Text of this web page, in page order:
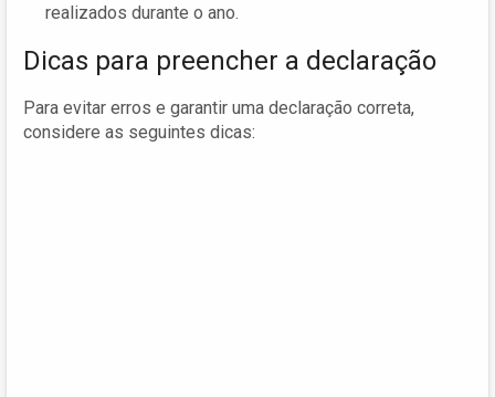
realizados durante o ano.
Dicas para preencher a declaração
Para evitar erros e garantir uma declaração correta,
considere as seguintes dicas: